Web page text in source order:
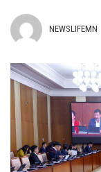
NEWSLIFEMN